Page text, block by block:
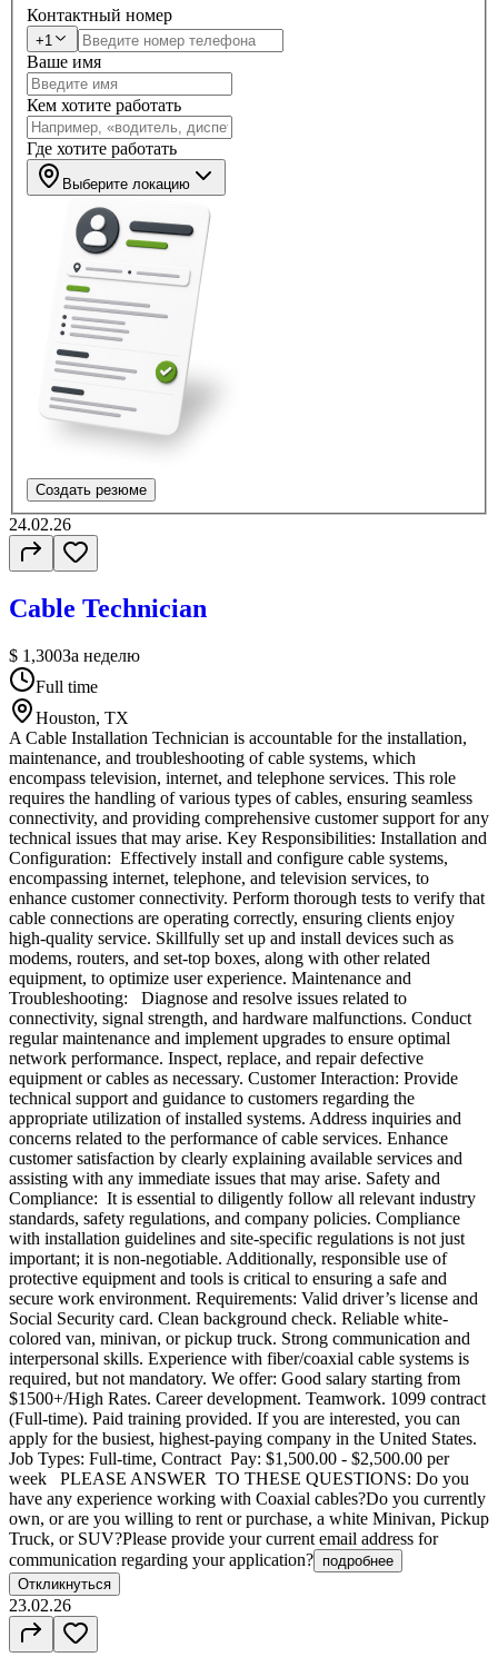
Контактный номер
+1
Ваше имя
Кем хотите работать
Где хотите работать
Выберите локацию
Создать резюме
24.02.26
Cable Technician
$ 1,300За неделю
Full time
Houston, TX
A Cable Installation Technician is accountable for the installation,
maintenance, and troubleshooting of cable systems, which
encompass television, internet, and telephone services. This role
requires the handling of various types of cables, ensuring seamless
connectivity, and providing comprehensive customer support for any
technical issues that may arise. Key Responsibilities: Installation and
Configuration: Effectively install and configure cable systems,
encompassing internet, telephone, and television services, to
enhance customer connectivity. Perform thorough tests to verify that
cable connections are operating correctly, ensuring clients enjoy
high-quality service. Skillfully set up and install devices such as
modems, routers, and set-top boxes, along with other related
equipment, to optimize user experience. Maintenance and
Troubleshooting: Diagnose and resolve issues related to
connectivity, signal strength, and hardware malfunctions. Conduct
regular maintenance and implement upgrades to ensure optimal
network performance. Inspect, replace, and repair defective
equipment or cables as necessary. Customer Interaction: Provide
technical support and guidance to customers regarding the
appropriate utilization of installed systems. Address inquiries and
concerns related to the performance of cable services. Enhance
customer satisfaction by clearly explaining available services and
assisting with any immediate issues that may arise. Safety and
Compliance: It is essential to diligently follow all relevant industry
standards, safety regulations, and company policies. Compliance
with installation guidelines and site-specific regulations is not just
important; it is non-negotiable. Additionally, responsible use of
protective equipment and tools is critical to ensuring a safe and
secure work environment. Requirements: Valid driver’s license and
Social Security card. Clean background check. Reliable white-
colored van, minivan, or pickup truck. Strong communication and
interpersonal skills. Experience with fiber/coaxial cable systems is
required, but not mandatory. We offer: Good salary starting from
$1500+/High Rates. Career development. Teamwork. 1099 contract
(Full-time). Paid training provided. If you are interested, you can
apply for the busiest, highest-paying company in the United States.
Job Types: Full-time, Contract Pay: $1,500.00 - $2,500.00 per
week PLEASE ANSWER TO THESE QUESTIONS: Do you
have any experience working with Coaxial cables?Do you currently
own, or are you willing to rent or purchase, a white Minivan, Pickup
Truck, or SUV?Please provide your current email address for
communication regarding your application? подробнее
Откликнуться
23.02.26